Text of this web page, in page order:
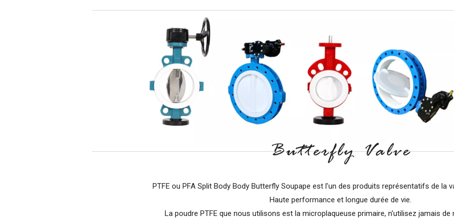
PTFE ou PFA Split Body Body Butterfly Soupape est l'un des produits représentatifs de la
Haute performance et longue durée de vie.
La poudre PTFE que nous utilisons est la microplaqueuse primaire, n'utilisez jamais de